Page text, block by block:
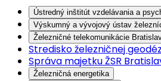
Ústredný inštitút vzdelávania a
Výskumný a vývojový ústav
Železničné telekomunikácie
Stredisko železničnej
Správa majetku ŽSR
Železničná energetika